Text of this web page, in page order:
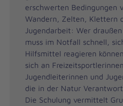
erschwerten Bedingungen
Wandern, Zelten, Klettern
Jugendarbeit: Wer
muss im Notfall schnell,
Hilfsmittel reagieren
sich an
Jugendleiterinnen und
die in der Natur
Die Schulung vermittelt